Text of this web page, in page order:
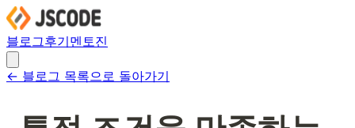
블로그후기멘토진
← 블로그 목록으로 돌아가기